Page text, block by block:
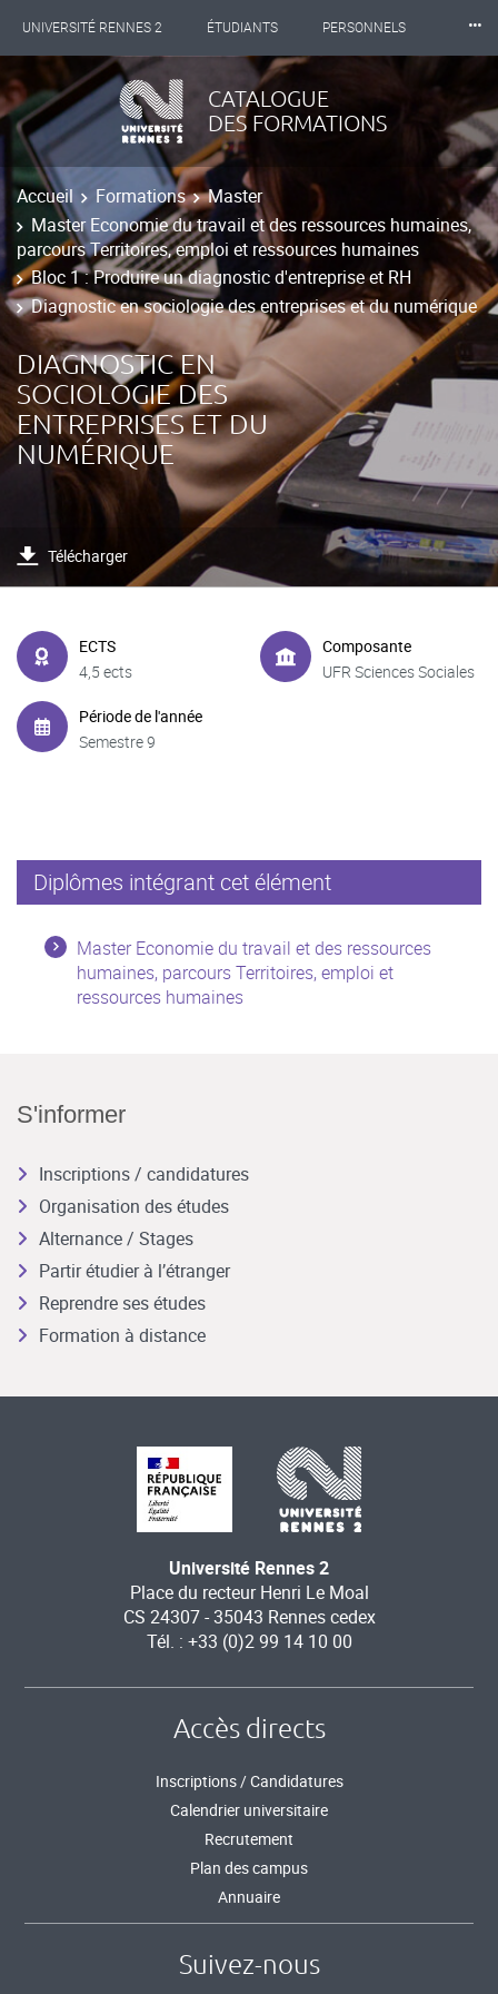
UNIVERSITÉ RENNES 2 ÉTUDIANTS PERSONNELS
INTERNATIONAL PROFESSIONNELS
LES NOUVELLES DE RENNES 2
⸱⸱⸱
CATALOGUE
DES FORMATIONS
Accueil Formations
Master
Master Economie du travail et des ressources humaines,
parcours Territoires, emploi et ressources humaines
Bloc 1 : Produire un diagnostic d'entreprise et RH
Diagnostic en sociologie des entreprises et du numérique
DIAGNOSTIC EN
SOCIOLOGIE DES
ENTREPRISES ET DU
NUMÉRIQUE
Télécharger
ECTS
4,5 ects
Composante
UFR Sciences Sociales
Période de l'année
Semestre 9
Diplômes intégrant cet élément
Master Economie du travail et des ressources
humaines, parcours Territoires, emploi et
ressources humaines
S'informer
Inscriptions / candidatures
Organisation des études
Alternance / Stages
Partir étudier à l’étranger
Reprendre ses études
Formation à distance
Université Rennes 2
Place du recteur Henri Le Moal
CS 24307 - 35043 Rennes cedex
Tél. : +33 (0)2 99 14 10 00
Accès directs
Inscriptions / Candidatures
Calendrier universitaire
Recrutement
Plan des campus
Annuaire
Suivez-nous